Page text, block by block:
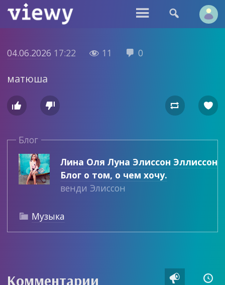
 
04.06.2026 17:22  11  0
матюша
   
Блог
Лина Оля Луна Элиссон Эллиссон
Блог о том, о чем хочу.
венди Элиссон
 Музыка
Комментарии  